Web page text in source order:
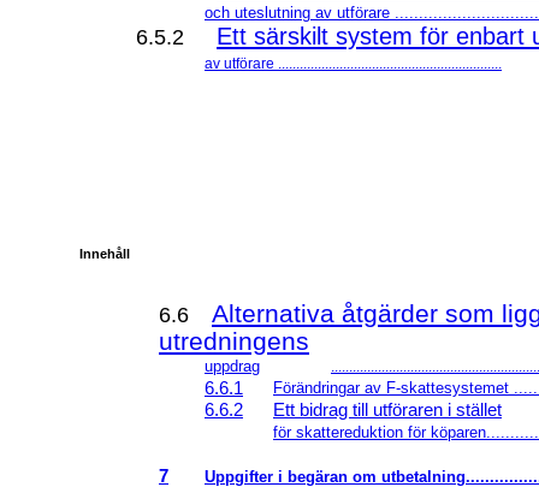
och uteslutning av utförare
6.5.2 Ett särskilt system för enbart
av utförare ..............................................................
Innehåll
6.6
Alternativa åtgärder som
utredningens
uppdrag
6.6.1 Förändringar av F-skattesystemet
6.6.2 Ett bidrag till utföraren i stället
för skattereduktion för
7
Uppgifter i begäran om